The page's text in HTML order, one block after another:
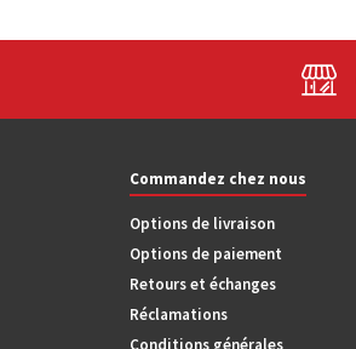
Commandez chez nous
Options de livraison
Options de paiement
Retours et échanges
Réclamations
Conditions générales